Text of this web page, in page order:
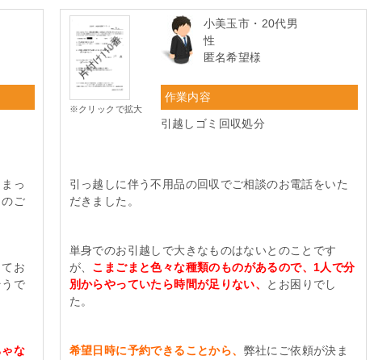
っ
ご
お
で
な
※クリックで拡大
小美玉市・20代男
性
匿名希望様
作業内容
引越しゴミ回収処分
引っ越しに伴う不用品の回収でご相談のお電話をいた
だきました。
単身でのお引越しで大きなものはないとのことです
が、 こまごまと色々な種類のものがあるので、1人で分
別からやっていたら時間が足りない、
とお困りでし
た。
希望日時に予約できることから、 弊社にご依頼が決ま